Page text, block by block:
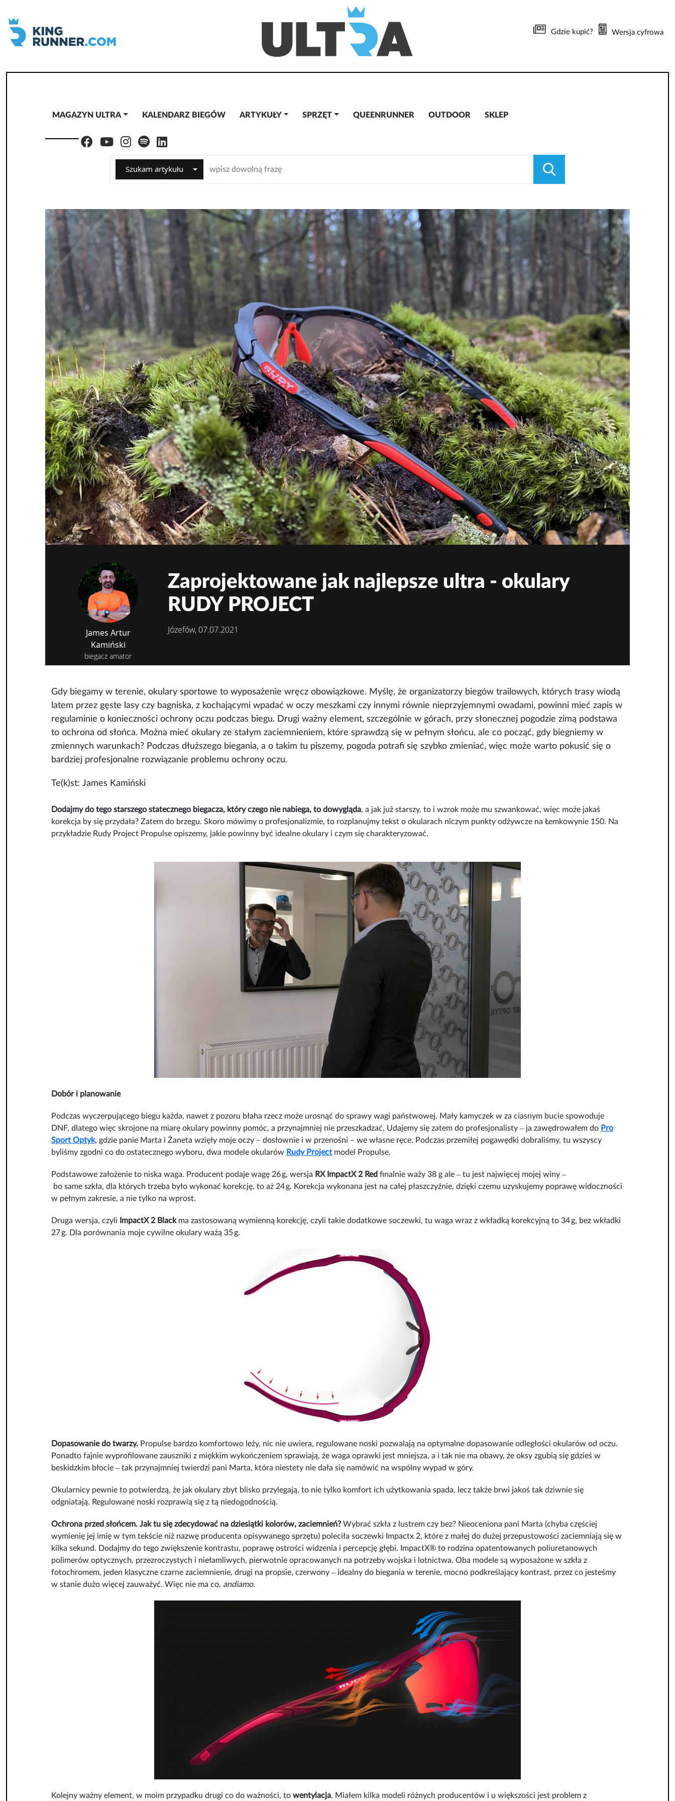
Gdzie kupić? Wersja cyfrowa
MAGAZYN ULTRA KALENDARZ BIEGÓW ARTYKUŁY SPRZĘT QUEENRUNNER OUTDOOR SKLEP
Szukam artykułu
James Artur
Kamiński
biegacz amator
Zaprojektowane jak najlepsze ultra - okulary
RUDY PROJECT
Józefów, 07.07.2021
Gdy biegamy w terenie, okulary sportowe to wyposażenie wręcz obowiązkowe. Myślę, że organizatorzy biegów trailowych, których trasy wiodą
latem przez gęste lasy czy bagniska, z kochającymi wpadać w oczy meszkami czy innymi równie nieprzyjemnymi owadami, powinni mieć zapis w
regulaminie o konieczności ochrony oczu podczas biegu. Drugi ważny element, szczególnie w górach, przy słonecznej pogodzie zimą podstawa
to ochrona od słońca. Można mieć okulary ze stałym zaciemnieniem, które sprawdzą się w pełnym słońcu, ale co począć, gdy biegniemy w
zmiennych warunkach? Podczas dłuższego biegania, a o takim tu piszemy, pogoda potrafi się szybko zmieniać, więc może warto pokusić się o
bardziej profesjonalne rozwiązanie problemu ochrony oczu.
Te(k)st: James Kamiński
Dodajmy do tego starszego statecznego biegacza, który czego nie nabiega, to dowygląda, a jak już starszy, to i wzrok może mu szwankować, więc może jakaś
korekcja by się przydała? Zatem do brzegu. Skoro mówimy o profesjonalizmie, to rozplanujmy tekst o okularach niczym punkty odżywcze na Łemkowynie 150. Na
przykładzie Rudy Project Propulse opiszemy, jakie powinny być idealne okulary i czym się charakteryzować.
Dobór i planowanie
Podczas wyczerpującego biegu każda, nawet z pozoru błaha rzecz może urosnąć do sprawy wagi państwowej. Mały kamyczek w za ciasnym bucie spowoduje
DNF, dlatego więc skrojone na miarę okulary powinny pomóc, a przynajmniej nie przeszkadzać. Udajemy się zatem do profesjonalisty ‒ ja zawędrowałem do Pro
Sport Optyk, gdzie panie Marta i Żaneta wzięły moje oczy – dosłownie i w przenośni – we własne ręce. Podczas przemiłej pogawędki dobraliśmy, tu wszyscy
byliśmy zgodni co do ostatecznego wyboru, dwa modele okularów Rudy Project model Propulse.
Podstawowe założenie to niska waga. Producent podaje wagę 26 g, wersja RX ImpactX 2 Red finalnie waży 38 g ale ‒ tu jest najwięcej mojej winy ‒
bo same szkła, dla których trzeba było wykonać korekcję, to aż 24 g. Korekcja wykonana jest na całej płaszczyźnie, dzięki czemu uzyskujemy poprawę widoczności
w pełnym zakresie, a nie tylko na wprost.
Druga wersja, czyli ImpactX 2 Blackma zastosowaną wymienną korekcję, czyli takie dodatkowe soczewki, tu waga wraz z wkładką korekcyjną to 34 g, bez wkładki
27 g. Dla porównania moje cywilne okulary ważą 35 g.
Dopasowanie do twarzy. Propulse bardzo komfortowo leży, nic nie uwiera, regulowane noski pozwalają na optymalne dopasowanie odległości okularów od oczu.
Ponadto fajnie wyprofilowane zauszniki z miękkim wykończeniem sprawiają, że waga oprawki jest mniejsza, a i tak nie ma obawy, że oksy zgubią się gdzieś w
beskidzkim błocie ‒ tak przynajmniej twierdzi pani Marta, która niestety nie dała się namówić na wspólny wypad w góry.
Okularnicy pewnie to potwierdzą, że jak okulary zbyt blisko przylegają, to nie tylko komfort ich użytkowania spada, lecz także brwi jakoś tak dziwnie się
odgniatają. Regulowane noski rozprawią się z tą niedogodnością.
Ochrona przed słońcem. Jak tu się zdecydować na dziesiątki kolorów, zaciemnień? Wybrać szkła z lustrem czy bez? Nieoceniona pani Marta (chyba częściej
wymienię jej imię w tym tekście niż nazwę producenta opisywanego sprzętu) poleciła soczewki Impactx 2, które z małej do dużej przepustowości zaciemniają się w
kilka sekund. Dodajmy do tego zwiększenie kontrastu, poprawę ostrości widzenia i percepcję głębi. ImpactX® to rodzina opatentowanych poliuretanowych
polimerów optycznych, przezroczystych i niełamliwych, pierwotnie opracowanych na potrzeby wojska i lotnictwa. Oba modele są wyposażone w szkła z
fotochromem, jeden klasyczne czarne zaciemnienie, drugi na propsie, czerwony ‒ idealny do biegania w terenie, mocno podkreślający kontrast, przez co jesteśmy
w stanie dużo więcej zauważyć. Więc nie ma co, andiamo.
Kolejny ważny element, w moim przypadku drugi co do ważności, to wentylacja. Miałem kilka modeli różnych producentów i u większości jest problem z